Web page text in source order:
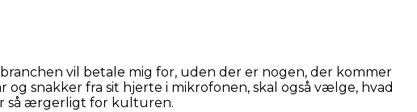
vil betale mig for, uden der er nogen, der kommer
snakker fra sit hjerte i mikrofonen, skal også vælge, hvad
så ærgerligt for kulturen.